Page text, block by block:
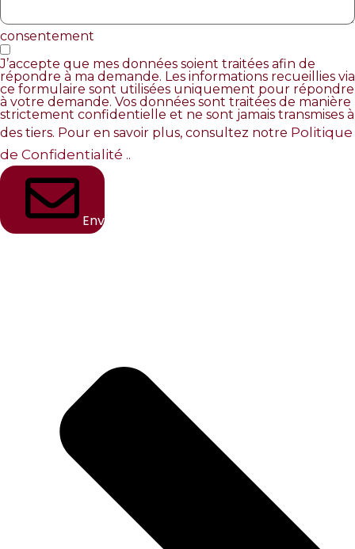
consentement
J’accepte que mes données soient traitées afin de
répondre à ma demande. Les informations recueillies via
ce formulaire sont utilisées uniquement pour répondre
à votre demande. Vos données sont traitées de manière
strictement confidentielle et ne sont jamais transmises à
des tiers. Pour en savoir plus, consultez notre Politique
de Confidentialité ..
Envoyer